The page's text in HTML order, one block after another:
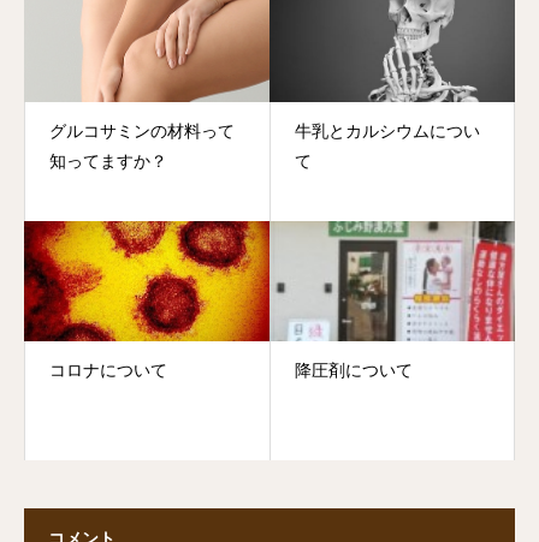
グルコサミンの材料って
知ってますか？
牛乳とカルシウムについ
て
コロナについて 降圧剤について